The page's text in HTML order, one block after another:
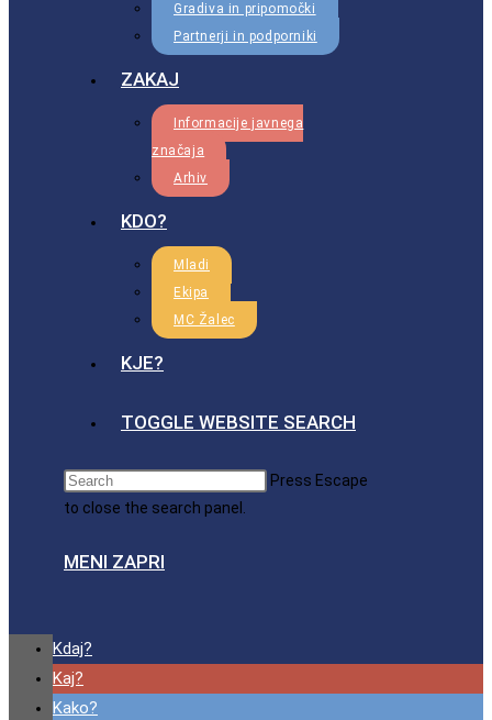
Gradiva in pripomočki
Partnerji in podporniki
ZAKAJ
Informacije javnega
značaja
Arhiv
KDO?
Mladi
Ekipa
MC Žalec
KJE?
TOGGLE WEBSITE SEARCH
Press Escape
to close the search panel.
MENI ZAPRI
Kdaj?
Kaj?
Kako?